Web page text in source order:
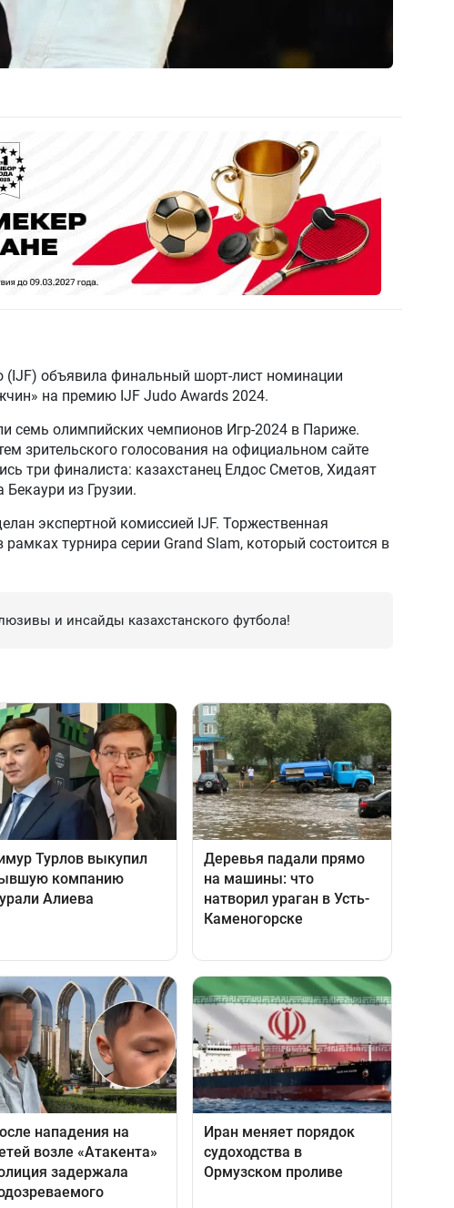
объявила финальный шорт-лист номинации
на премию IJF Judo Awards 2024.
семь олимпийских чемпионов Игр-2024 в Париже.
зрительского голосования на официальном сайте
три финалиста: казахстанец Елдос Сметов, Хидаят
из Грузии.
экспертной комиссией IJF. Торжественная
турнира серии Grand Slam, который состоится в
и инсайды казахстанского футбола!